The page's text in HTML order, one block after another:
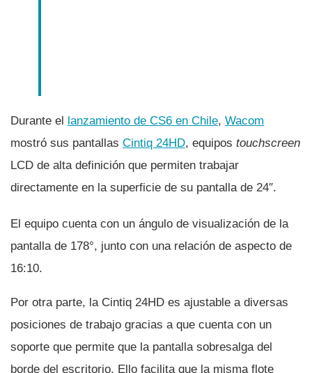
Durante el lanzamiento de CS6 en Chile, Wacom
mostró sus pantallas Cintiq 24HD, equipos touchscreen
LCD de alta definición que permiten trabajar
directamente en la superficie de su pantalla de 24″.
El equipo cuenta con un ángulo de visualización de la
pantalla de 178°, junto con una relación de aspecto de
16:10.
Por otra parte, la Cintiq 24HD es ajustable a diversas
posiciones de trabajo gracias a que cuenta con un
soporte que permite que la pantalla sobresalga del
borde del escritorio. Ello facilita que la misma flote